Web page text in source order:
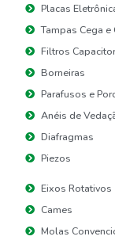
Placas
Tampas Cega
Filtros
Borneiras
Parafusos e
Anéis de
Diafragmas
Piezos
Eixos Rotativos
Cames
Molas